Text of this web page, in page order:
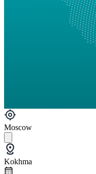
Moscow
Kokhma